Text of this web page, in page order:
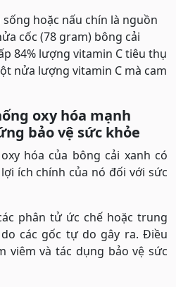
hoặc nấu chín là nguồn
cốc (78 gram) bông cải
84% lượng vitamin C tiêu thụ
nửa lượng vitamin C mà cam
oxy hóa mạnh
bảo vệ sức khỏe
hóa của bông cải xanh có
ích chính của nó đối với sức
phân tử ức chế hoặc trung
các gốc tự do gây ra. Điều
viêm và tác dụng bảo vệ sức